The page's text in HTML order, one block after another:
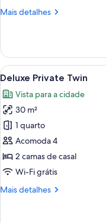
Mais detalhes
Mais
Private
King
Carrega
todas
as
fotos
de
Deluxe
Private
Twin
4
Deluxe Private Twin
Vista para a cidade
30 m²
1 quarto
Acomoda 4
2 camas de casal
Wi-Fi grátis
Mais detalhes
Mais